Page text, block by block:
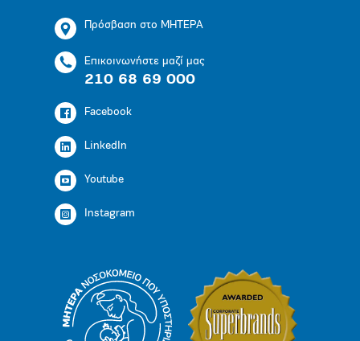
Πρόσβαση στο ΜΗΤΕΡΑ
Επικοινωνήστε μαζί μας
210 68 69 000
Facebook
LinkedIn
Youtube
Instagram